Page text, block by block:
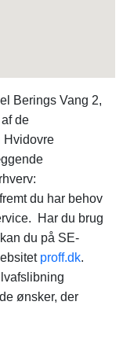
Berings Vang 2,
de
Hvidovre
du har behov
Har du brug
du på SE-
proff.dk.
ønsker, der